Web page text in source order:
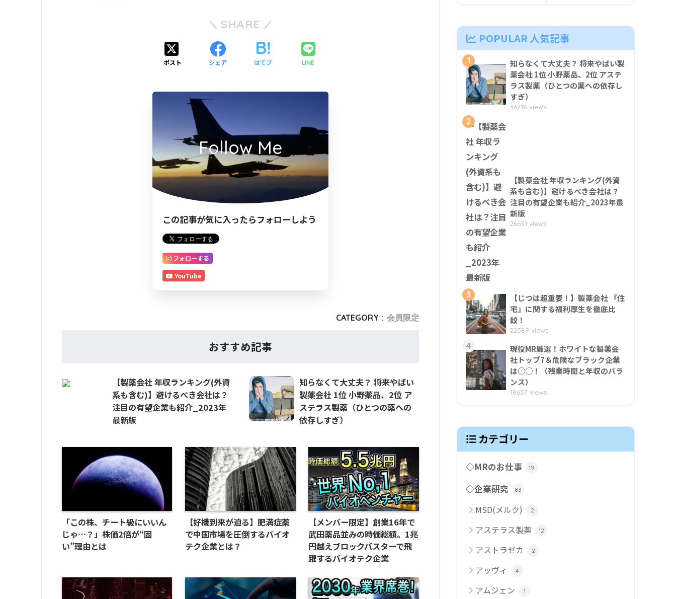
SHARE
ポスト シェア はてブ LINE
Follow Me
この記事が気に入ったらフォローしよう
フォローする
YouTube
CATEGORY : 会員限定
おすすめ記事
【製薬会社 年収ランキング(外資
系も含む)】避けるべき会社は？
注目の有望企業も紹介_2023年
最新版
知らなくて大丈夫？ 将来やばい
製薬会社 1位 小野薬品、2位 ア
ステラス製薬（ひとつの薬への
依存しすぎ）
「この株、チート級にいいん
じゃ…？」株価2倍が“固
い”理由とは
【好機到来が迫る】肥満症薬
で中国市場を圧倒するバイオ
テク企業とは？
【メンバー限定】創業16年で
武田薬品並みの時価総額。1兆
円越えブロックバスターで飛
躍するバイオテク企業
POPULAR 人気記事
1
知らなくて大丈夫？ 将来やばい製
薬会社 1位 小野薬品、2位 アステ
ラス製薬（ひとつの薬への依存し
すぎ）
36218 views
2
【製薬会社 年収ランキング(外資
系も含む)】避けるべき会社は？
注目の有望企業も紹介_2023年最
新版
26651 views
3
【じつは超重要！】製薬会社 『住
宅』に関する福利厚生を徹底比
較！
22589 views
4
現役MR厳選！ホワイトな製薬会
社トップ7＆危険なブラック企業
は○○！（残業時間と年収のバラ
ンス）
18657 views
カテゴリー
◇MRのお仕事 19
◇企業研究 83
MSD(メルク) 2
アステラス製薬 12
アストラゼカ 2
アッヴィ 4
アムジェン 1